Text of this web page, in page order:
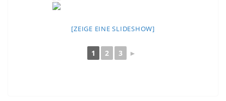
[ZEIGE EINE SLIDESHOW]
1 2 3 ►